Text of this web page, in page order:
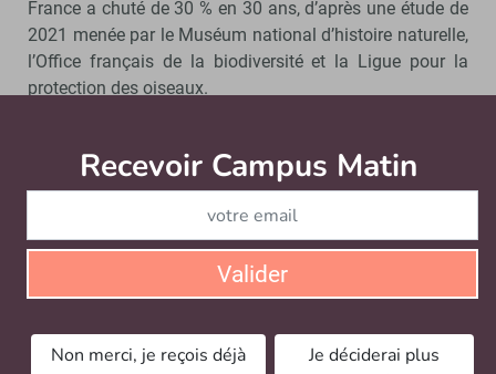
France a chuté de 30 % en 30 ans, d’après une étude de
2021 menée par le Muséum national d’histoire naturelle,
l’Office français de la biodiversité et la Ligue pour la
protection des oiseaux.
bibliothèque m’ont déjà raconté qu’ils n’avaient jamais
vu d’oiseaux aussi beaux aux jumelles »
l’enseignant-chercheur.
Un travail de coordination entre différents
acteurs internes et externes
Au-delà des sorties pour observer et recenser les
oiseaux, le chargé de mission biodiversité s’appuie aussi
Recevoir Campus Matin
Valider
Non merci, je reçois déjà
Je déciderai plus